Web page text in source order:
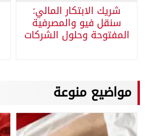
شريك الابتكار المالي:
سنقل فيو والمصرفية
المفتوحة وحلول الشركات
مواضيع منوعة